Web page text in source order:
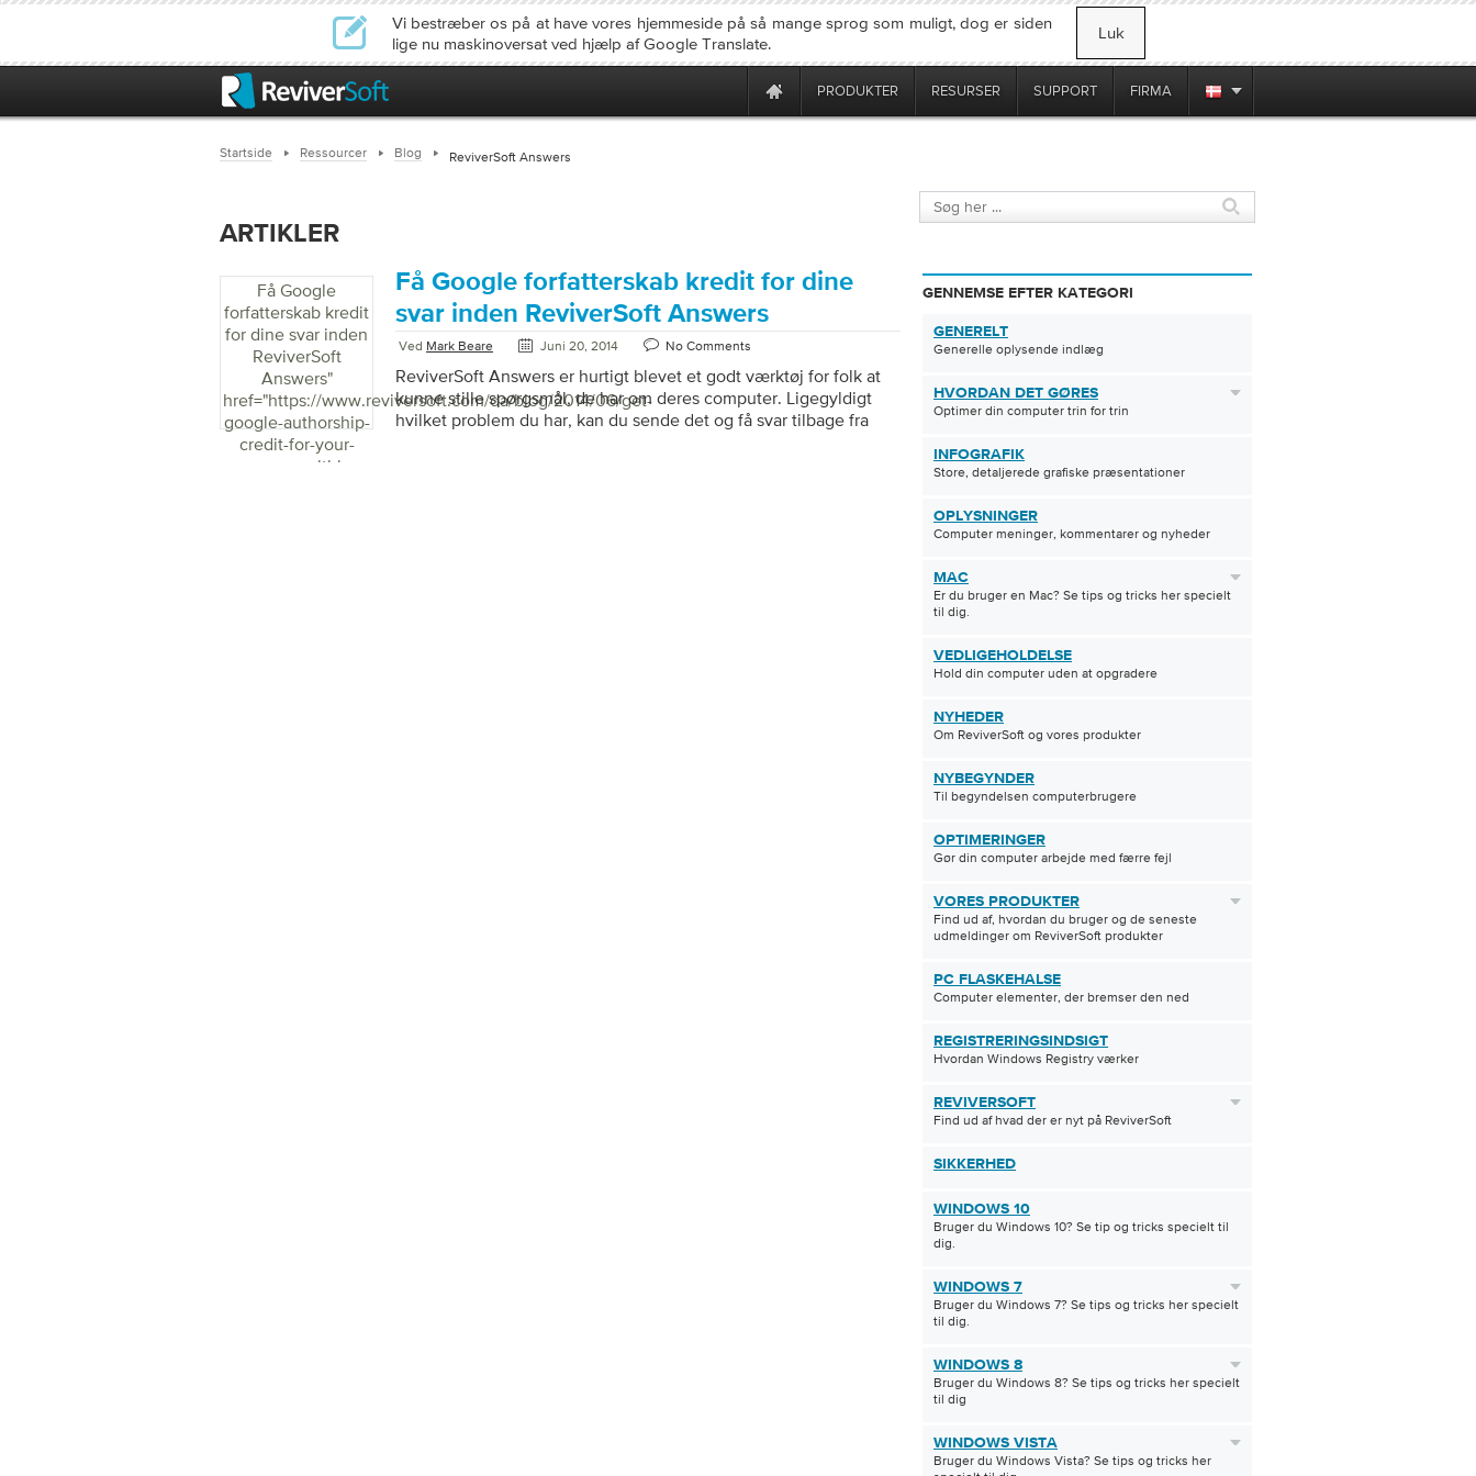
Vi bestræber os på at have vores hjemmeside på så mange sprog som muligt, dog er siden
lige nu maskinoversat ved hjælp af Google Translate.
Luk
PRODUKTER RESURSER SUPPORT FIRMA
Startside Ressourcer Blog ReviverSoft Answers
ARTIKLER
Få Google
forfatterskab kredit
for dine svar inden
ReviverSoft
Answers"
href="https://www.reviversoft.com/da/blog/2014/06/get-
google-authorship-
credit-for-your-
answers-within-
Få Google forfatterskab kredit for dine
svar inden ReviverSoft Answers
Ved Mark Beare Juni 20, 2014 No Comments
ReviverSoft Answers er hurtigt blevet et godt værktøj for folk at
kunne stille spørgsmål, de har om deres computer. Ligegyldigt
hvilket problem du har, kan du sende det og få svar tilbage fra
GENNEMSE EFTER KATEGORI
GENERELT
Generelle oplysende indlæg
HVORDAN DET GØRES
Optimer din computer trin for trin
INFOGRAFIK
Store, detaljerede grafiske præsentationer
OPLYSNINGER
Computer meninger, kommentarer og nyheder
MAC
Er du bruger en Mac? Se tips og tricks her specielt
til dig.
VEDLIGEHOLDELSE
Hold din computer uden at opgradere
NYHEDER
Om ReviverSoft og vores produkter
NYBEGYNDER
Til begyndelsen computerbrugere
OPTIMERINGER
Gør din computer arbejde med færre fejl
VORES PRODUKTER
Find ud af, hvordan du bruger og de seneste
udmeldinger om ReviverSoft produkter
PC FLASKEHALSE
Computer elementer, der bremser den ned
REGISTRERINGSINDSIGT
Hvordan Windows Registry værker
REVIVERSOFT
Find ud af hvad der er nyt på ReviverSoft
SIKKERHED
WINDOWS 10
Bruger du Windows 10? Se tip og tricks specielt til
dig.
WINDOWS 7
Bruger du Windows 7? Se tips og tricks her specielt
til dig.
WINDOWS 8
Bruger du Windows 8? Se tips og tricks her specielt
til dig
WINDOWS VISTA
Bruger du Windows Vista? Se tips og tricks her